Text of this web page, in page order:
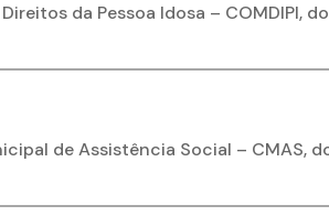
da Pessoa Idosa – COMDIPI,
de Assistência Social – CMAS,